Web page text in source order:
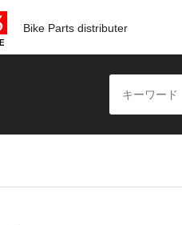
Bike Parts distributer